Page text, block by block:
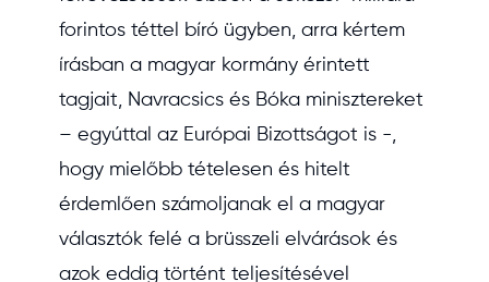
forintos téttel bíró ügyben, arra kértem
írásban a magyar kormány érintett
tagjait, Navracsics és Bóka minisztereket
– egyúttal az Európai Bizottságot is -,
hogy mielőbb tételesen és hitelt
érdemlően számoljanak el a magyar
választók felé a brüsszeli elvárások és
azok eddig történt teljesítésével